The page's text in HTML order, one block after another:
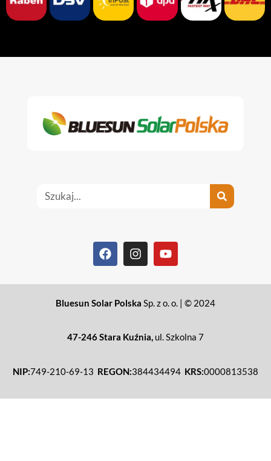
Bluesun Solar Polska Sp. z o. o. | © 2024
47-246 Stara Kuźnia, ul. Szkolna 7
NIP:749-210-69-13 REGON:384434494 KRS:0000813538